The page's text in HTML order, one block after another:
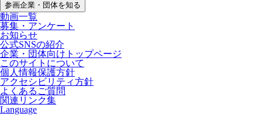
参画企業・団体を知る
動画一覧
募集・アンケート
お知らせ
公式SNSの紹介
企業・団体向けトップページ
このサイトについて
個人情報保護方針
アクセシビリティ方針
よくあるご質問
関連リンク集
Language